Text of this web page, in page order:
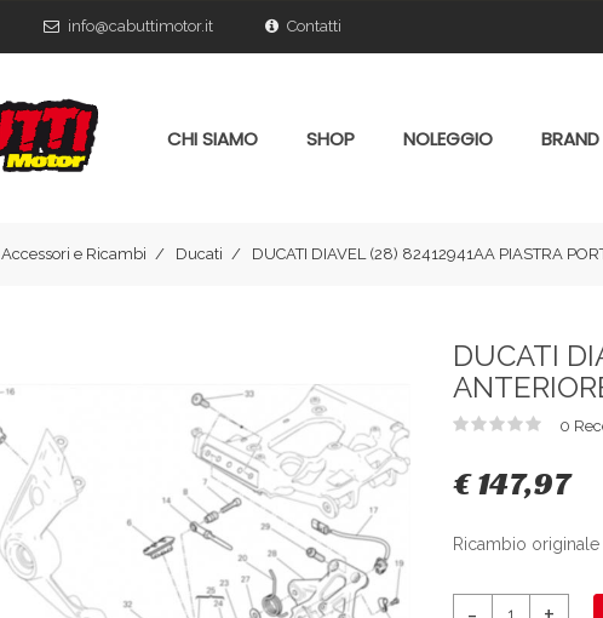
info@cabuttimotor.it Contatti
CHI SIAMO SHOP NOLEGGIO BRAND
Accessori e Ricambi Ducati DUCATI DIAVEL (28) 82412941AA PIASTRA
DUCATI
0
€ 147,97
Ricambio originale